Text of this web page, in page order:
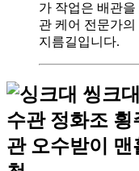
가 작업은 배관
관 케어 전문가
지름길입니다.